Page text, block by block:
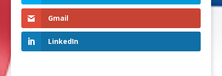
Gmail
LinkedIn